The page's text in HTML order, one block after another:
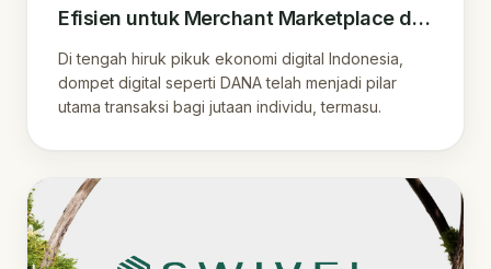
Efisien untuk Merchant Marketplace di
Era Digital
Di tengah hiruk pikuk ekonomi digital Indonesia,
dompet digital seperti DANA telah menjadi pilar
utama transaksi bagi jutaan individu, termasu.